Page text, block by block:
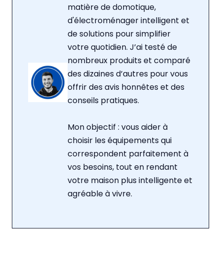
matière de domotique,
d'électroménager intelligent et
de solutions pour simplifier
votre quotidien. J’ai testé de
nombreux produits et comparé
des dizaines d’autres pour vous
offrir des avis honnêtes et des
conseils pratiques.
Mon objectif : vous aider à
choisir les équipements qui
correspondent parfaitement à
vos besoins, tout en rendant
votre maison plus intelligente et
agréable à vivre.